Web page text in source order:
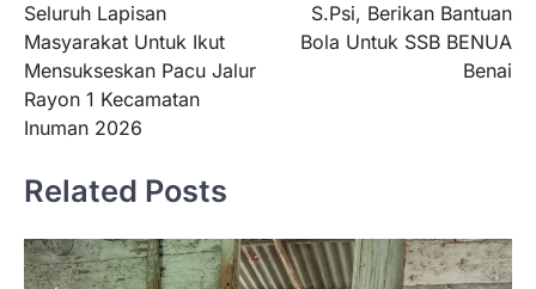
Seluruh Lapisan
Masyarakat Untuk Ikut
Mensukseskan Pacu Jalur
Rayon 1 Kecamatan
Inuman 2026
S.Psi, Berikan Bantuan
Bola Untuk SSB BENUA
Benai
Related Posts